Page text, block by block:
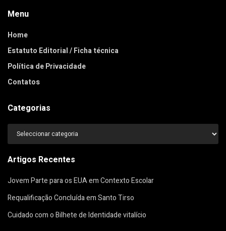
Menu
Home
Estatuto Editorial / Ficha técnica
Política de Privacidade
Contatos
Categorias
Categorias
Artigos Recentes
Jovem Parte para os EUA em Contexto Escolar
Requalificação Concluída em Santo Tirso
Cuidado com o Bilhete de Identidade vitalício